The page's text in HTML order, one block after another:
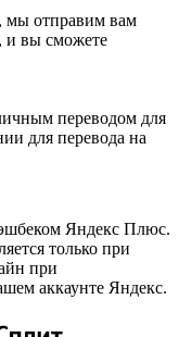
мы отправим вам
и вы сможете
переводом для
для перевода на
Яндекс Плюс.
только при
при
аккаунте Яндекс.